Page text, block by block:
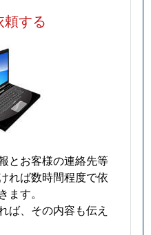
する
とお客様の連絡先等
れば数時間程度で依
す。
ば、その内容も伝え